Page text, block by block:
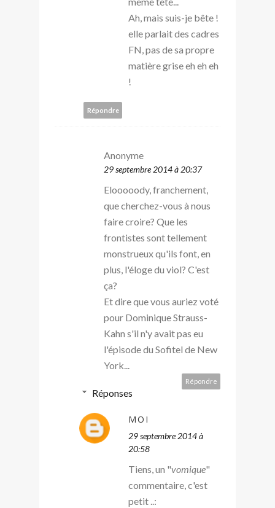
Ah, mais suis-je bête !
elle parlait des cadres
FN, pas de sa propre
matière grise eh eh eh
!
Répondre
Anonyme
29 septembre 2014 à 20:37
Elooooody, franchement,
que cherchez-vous à nous
faire croire? Que les
frontistes sont tellement
monstrueux qu'ils font, en
plus, l'éloge du viol? C'est
ça?
Et dire que vous auriez voté
pour Dominique Strauss-
Kahn s'il n'y avait pas eu
l'épisode du Sofitel de New
York...
Répondre
Réponses
MOI
29 septembre 2014 à
20:58
Tiens, un "vomique"
commentaire, c'est
petit ..: